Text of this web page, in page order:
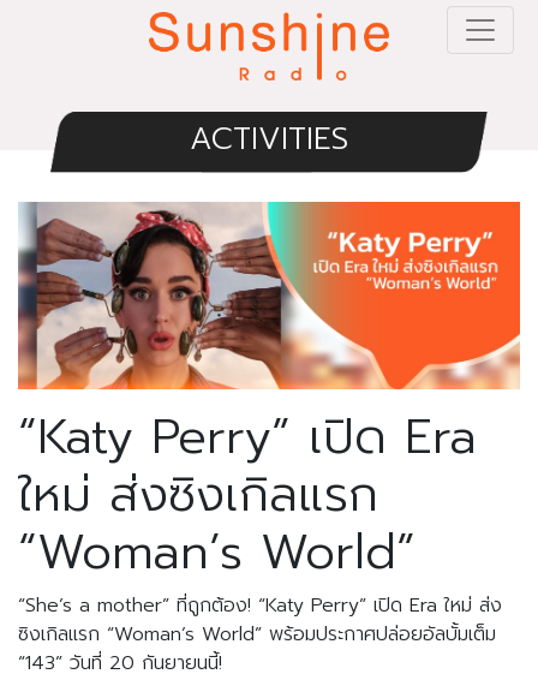
ACTIVITIES
“Katy Perry” เปิด Era
ใหม่ ส่งซิงเกิลแรก
“Woman’s World”
“She’s a mother” ที่ถูกต้อง! “Katy Perry” เปิด Era ใหม่ ส่ง
ซิงเกิลแรก “Woman’s World” พร้อมประกาศปล่อยอัลบั้มเต็ม
“143” วันที่ 20 กันยายนนี้!